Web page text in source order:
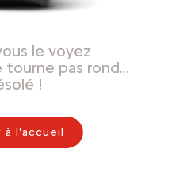
le voyez
pas rond…
!
l'accueil